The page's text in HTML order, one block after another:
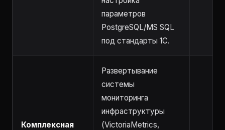
параметров
PostgreSQL/MS SQL
под стандарты 1С.
Комплексная
Развертывание
системы
мониторинга
инфраструктуры
(VictoriaMetrics,